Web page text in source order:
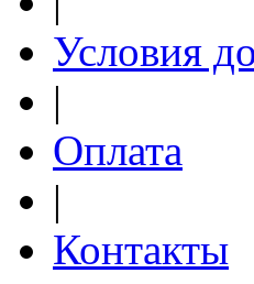
Условия
|
Оплата
|
Контакты